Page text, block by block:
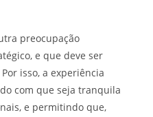
preocupação
e que deve ser
isso, a experiência
com que seja tranquila
e permitindo que,